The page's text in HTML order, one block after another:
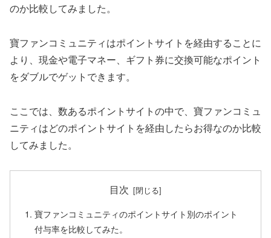
のか比較してみました。
寶ファンコミュニティはポイントサイトを経由することに
より、現金や電子マネー、ギフト券に交換可能なポイント
をダブルでゲットできます。
ここでは、数あるポイントサイトの中で、寶ファンコミュ
ニティはどのポイントサイトを経由したらお得なのか比較
してみました。
目次
寶ファンコミュニティのポイントサイト別のポイント
付与率を比較してみた。